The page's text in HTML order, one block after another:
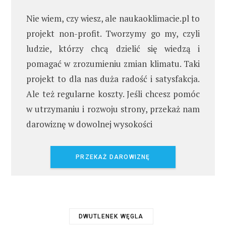
Nie wiem, czy wiesz, ale naukaoklimacie.pl to
projekt non-profit. Tworzymy go my, czyli
ludzie, którzy chcą dzielić się wiedzą i
pomagać w zrozumieniu zmian klimatu. Taki
projekt to dla nas duża radość i satysfakcja.
Ale też regularne koszty. Jeśli chcesz pomóc
w utrzymaniu i rozwoju strony, przekaż nam
darowiznę w dowolnej wysokości
PRZEKAŻ DAROWIZNĘ
DWUTLENEK WĘGLA